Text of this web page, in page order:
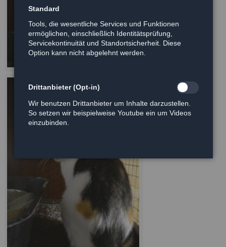
Standard
Tools, die wesentliche Services und Funktionen
ermöglichen, einschließlich Identitätsprüfung,
Servicekontinuität und Standortsicherheit. Diese
Option kann nicht abgelehnt werden.
Drittanbieter (Opt-in)
Wir benutzen Drittanbieter um Inhalte darzustellen.
So setzen wir beispielweise Youtube ein um Videos
einzubinden.